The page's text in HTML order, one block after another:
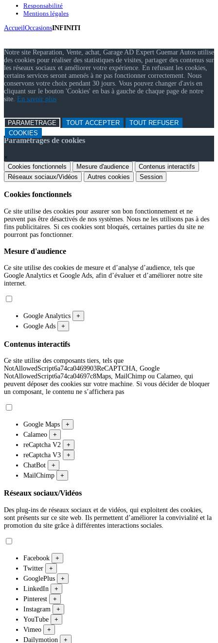
Responsabilité
Mentions légales
AccueilOccasionsINFINITI
Notre site Reparation, Vente, achat, Garage AD Expert Guemar Autos utilise
des cookies pour réaliser des statistiques de visites, partager des contenus sur
les réseaux sociaux et améliorer votre expérience. En refusant les cookies,
certains services seront amenés à ne pas fonctionner correctement. Nous
conservons votre choix pendant 30 jours. Vous pouvez changer d'avis en
cliquant sur le bouton 'Cookies' en bas à gauche de chaque page de notre
site. En savoir plus
PARAMETRAGE TOUT ACCEPTER
TOUT REFUSER
COOKIES
Paramétrages de cookies
×
Cookies fonctionnels
Mesure d'audience
Contenus interactifs
Réseaux sociaux/Vidéos
Autres cookies Session
Cookies fonctionnels
Ce site utilise des cookies pour assurer son bon fonctionnement et ne
peuvent pas être désactivés de nos systèmes. Nous ne les utilisons pas à des
fins publicitaires. Si ces cookies sont bloqués, certaines parties du site ne
pourront pas fonctionner.
Mesure d'audience
Ce site utilise des cookies de mesure et d’analyse d’audience, tels que
Google Analytics et Google Ads, afin d’évaluer et d’améliorer notre site
internet.
Google Analytics
+
Google Ads
+
Contenus interactifs
Ce site utilise des composants tiers, tels que
NotAllowedScript6a74ca0469903ReCAPTCHA, Google
NotAllowedScript6a74ca04697c8Maps, MailChimp ou Calameo, qui
peuvent déposer des cookies sur votre machine. Si vous décider de bloquer
un composant, le contenu ne s’affichera pas
Google Maps
+
Calameo
+
reCaptcha V2
+
reCaptcha V3
+
ChatBot
+
MailChimp
+
Réseaux sociaux/Vidéos
Des plug-ins de réseaux sociaux et de vidéos, qui exploitent des cookies,
sont présents sur ce site web. Ils permettent d’améliorer la convivialité et la
promotion du site grâce à différentes interactions sociales.
Facebook
+
Twitter
+
GooglePlus
+
LinkedIn
+
Pinterest
+
Instagram
+
YouTube
+
Vimeo
+
Dailymotion
+